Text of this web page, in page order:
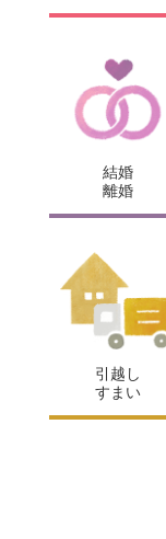
結婚
離婚
引越し
すまい